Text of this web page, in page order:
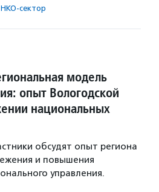
НКО-сектор
модель
опыт Вологодской
национальных
обсудят опыт региона
и повышения
управления.